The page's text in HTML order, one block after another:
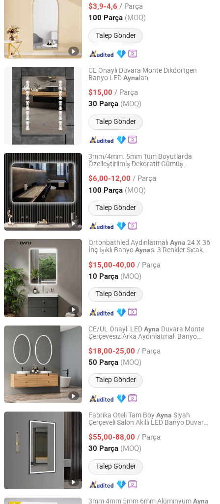
$3,9-4,6 / Parça
100 Parça (MOQ)
Talep Gönder
Fiyat 2024
CE Onaylı Duvara Monte Dikdörtgen
Banyo LEDAynaları
$15,00 / Parça
30 Parça (MOQ)
Talep Gönder
Hangzhou Nuohao Industry Co., Ltd.
Zhejiang, China Fiyat 2014
3mm/4mm. 5mm Tüm Boyutlarda
Özelleştirilmiş Dekoratif Gümüş
AynaStil Akıllı Otel Banyo
Dekorasyonu için
$6,00-12,00 / Parça
100 Parça (MOQ)
Talep Gönder
Hangzhou Tianlang Sanitary Ware Co., Ltd.
Zhejiang, China Fiyat 2010
Ortonbathled Aydınlatmalı Ayna 24 X 36
İnç Işıklı BanyoAynası 3 Renkler Sıcak
Edilebilir Dimmerli Duvar
$15,00-40,00 / Parça
10 Parça (MOQ)
Talep Gönder
Hangzhou Orton Bathroom Co., Ltd.
Zhejiang, China Fiyat 2018
CE/UL Onaylı LEDAyna Duvara Monte
Çerçevesiz Arka Aydınlatmalı Banyo
$18,00-25,00 / Parça
50 Parça (MOQ)
Talep Gönder
Hangzhou Jinghu Glass Co., Ltd.
Zhejiang, China Fiyat 2017
Fabrika Oteli Tam BoyAyna Siyah
Çerçeveli Salon Akıllı LED Banyo Duvar
$55,00-88,00 / Parça
30 Parça (MOQ)
Talep Gönder
Hangzhou Surfing Smart Home Co., Ltd.
Zhejiang, China Fiyat 2020
3mm 4mm 5mm 6mm AlüminyumAyna